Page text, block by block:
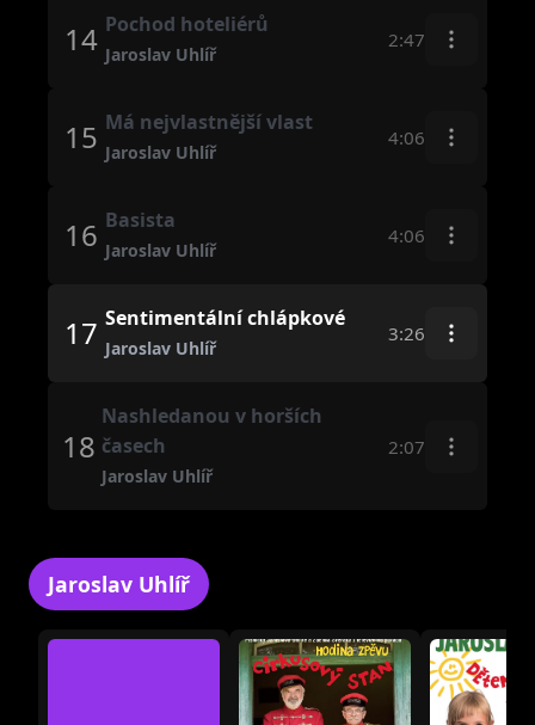
14 Pochod hoteliérů
Jaroslav Uhlíř
2:47
15 Má nejvlastnější vlast
Jaroslav Uhlíř
4:06
16 Basista
Jaroslav Uhlíř
4:06
17 Sentimentální chlápkové
Jaroslav Uhlíř
3:26
18
Nashledanou v horších
časech
Jaroslav Uhlíř
2:07
Jaroslav Uhlíř